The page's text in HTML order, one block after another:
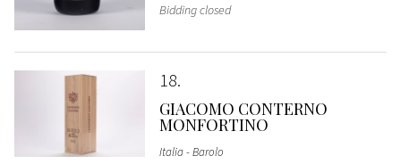
Bidding closed
18
GIACOMO CONTERNO
MONFORTINO
Italia - Barolo